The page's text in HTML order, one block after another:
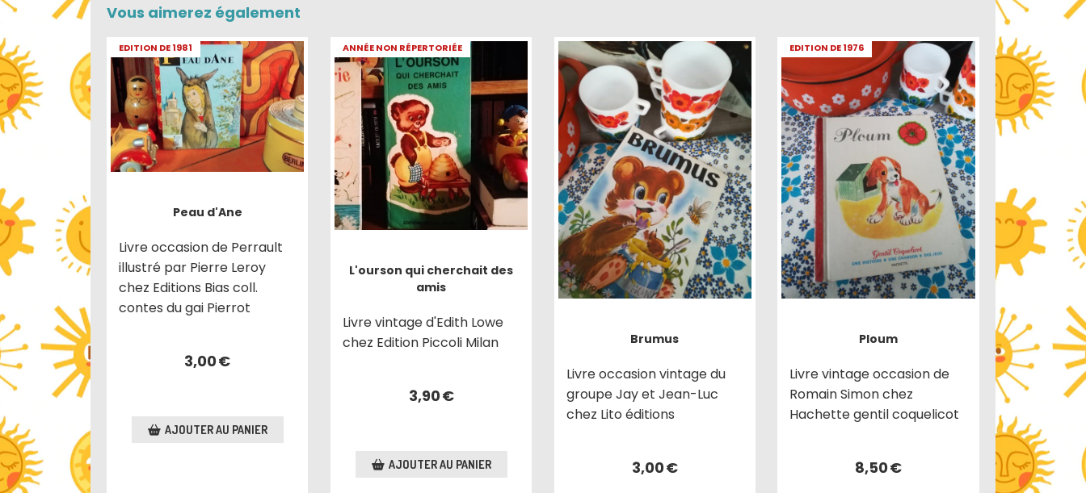
Vous aimerez également
Peau d'Ane
Livre occasion de Perrault
illustré par Pierre Leroy
chez Editions Bias coll.
contes du gai Pierrot
3,00€
AJOUTER AU PANIER
EDITION DE 1981
L'ourson qui cherchait des
amis
Livre vintage d'Edith Lowe
chez Edition Piccoli Milan
3,90€
AJOUTER AU PANIER
ANNÉE NON RÉPERTORIÉE
Brumus
Livre occasion vintage du
groupe Jay et Jean-Luc
chez Lito éditions
3,00€
Ploum
Livre vintage occasion de
Romain Simon chez
Hachette gentil coquelicot
8,50€
EDITION DE 1976